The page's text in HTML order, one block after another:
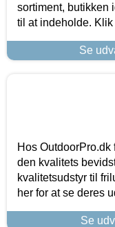
sortiment, butikken
til at indeholde.
Se
Hos
den kvalitets
kvalitetsudstyr til
her for at se deres
Se